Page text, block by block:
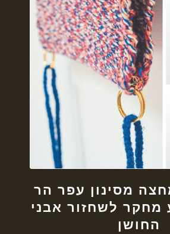
מסינון עפר הר
מחקר לשחזור אבני
החושן